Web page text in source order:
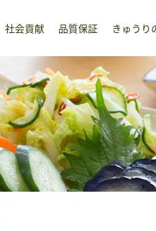
社会貢献 品質保証 きゅうり